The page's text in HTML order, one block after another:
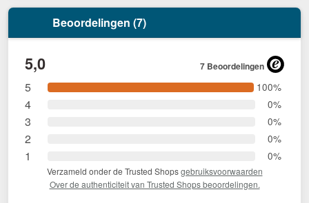
Beoordelingen (7)
5,0 7 Beoordelingen
5 100%
4 0%
3 0%
2 0%
1 0%
Verzameld onder de Trusted Shopsgebruiksvoorwaarden
Over de authenticiteit van Trusted Shops beoordelingen.